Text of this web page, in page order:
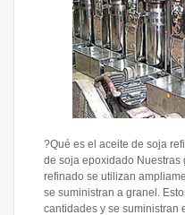
?Qué es el aceite de soja
de soja epoxidado
refinado se utilizan
se suministran a granel.
cantidades y se suministran